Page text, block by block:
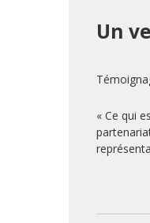
Un
« Ce qui